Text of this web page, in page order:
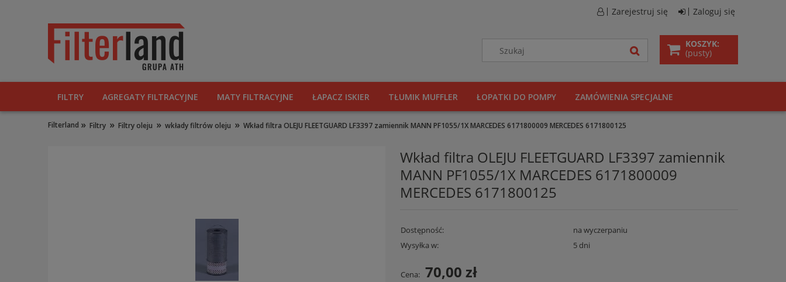
Zarejestruj się Zaloguj się
KOSZYK:
(pusty)
FILTRY AGREGATY FILTRACYJNE MATY FILTRACYJNE ŁAPACZ ISKIER TŁUMIK MUFFLER ŁOPATKI DO POMPY ZAMÓWIENIA SPECJALNE
Filterland » Filtry » Filtry oleju » wkłady filtrów oleju » Wkład filtra OLEJU FLEETGUARD LF3397 zamiennik MANN PF1055/1X MARCEDES 6171800009 MERCEDES 6171800125
Wkład filtra OLEJU FLEETGUARD LF3397 zamiennik
MANN PF1055/1X MARCEDES 6171800009
MERCEDES 6171800125
Dostępność:
na wyczerpaniu
Wysyłka w:
5 dni
Cena: 70,00 zł